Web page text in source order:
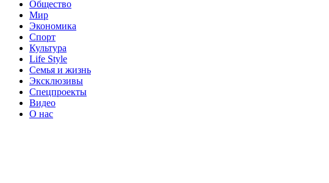
Общество
Мир
Экономика
Спорт
Культура
Life Style
Семья и жизнь
Эксклюзивы
Спецпроекты
Видео
О нас